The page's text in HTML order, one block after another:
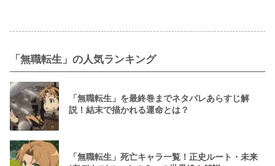
「無職転生」の人気ランキング
「無職転生」を最終巻までネタバレあらすじ解
説！結末で描かれる運命とは？
「無職転生」死亡キャラ一覧！正史ルート・未来